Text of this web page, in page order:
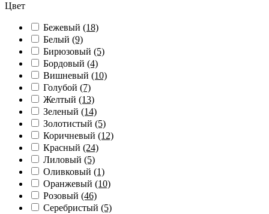
Цвет
Бежевый (18)
Белый (9)
Бирюзовый (5)
Бордовый (4)
Вишневый (10)
Голубой (7)
Желтый (13)
Зеленый (14)
Золотистый (5)
Коричневый (12)
Красный (24)
Лиловый (5)
Оливковый (1)
Оранжевый (10)
Розовый (46)
Серебристый (5)